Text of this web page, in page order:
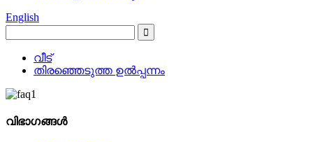
English
വീട്
തിരഞ്ഞെടുത്ത ഉൽപ്പന്നം
വിഭാഗങ്ങൾ